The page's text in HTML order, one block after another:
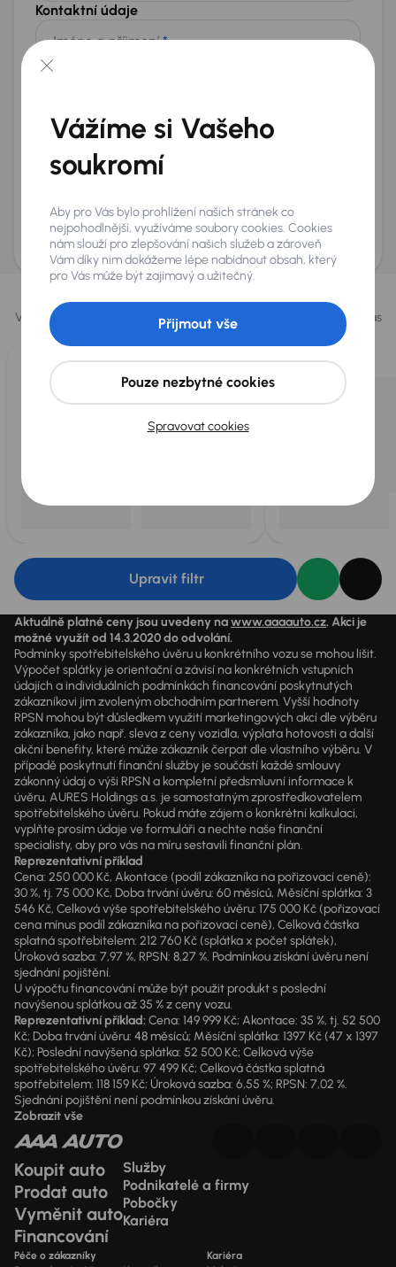
Kontaktní údaje
Jméno a příjmení*
+420
E-mail*
Přeji si dostávat informace o atraktivních slevových
nabídkách
AURES Holdings a.s., se sídlem Dopraváků 874/15, Čimice, 184 00 Praha 8 bude
uchovávat a zpracovávat vaše osobní údaje v souladu se zásadami ochrany a
zpracováníosobních údajů.
Vybrali jsme pro vás
Vybíráme pro vás ty nejlepší vozy
z naší nabídky. Každý den pro vás
vykoupíme až 400 vozů
Upravit filtr
Aktuálně platné ceny jsou uvedeny nawww.aaaauto.cz. Akci je
možné využít od 14.3.2020 do odvolání.
Podmínky spotřebitelského úvěru u konkrétního vozu se mohou lišit.
Výpočet splátky je orientační a závisí na konkrétních vstupních
údajích a individuálních podmínkách financování poskytnutých
zákazníkovi jim zvoleným obchodním partnerem. Vyšší hodnoty
RPSN mohou být důsledkem využití marketingových akcí dle výběru
zákazníka, jako např. sleva z ceny vozidla, výplata hotovosti a další
akční benefity, které může zákazník čerpat dle vlastního výběru. V
případě poskytnutí finanční služby je součástí každé smlouvy
zákonný údaj o výši RPSN a kompletní předsmluvní informace k
úvěru. AURES Holdings a.s. je samostatným zprostředkovatelem
spotřebitelského úvěru. Pokud máte zájem o konkrétní kalkulaci,
vyplňte prosím údaje ve formuláři a nechte naše finanční
specialisty, aby pro vás na míru sestavili finanční plán.
Reprezentativní příklad
Cena: 250 000 Kč, Akontace (podíl zákazníka na pořizovací ceně):
30 %, tj. 75 000 Kč, Doba trvání úvěru: 60 měsíců, Měsíční splátka: 3
546 Kč, Celková výše spotřebitelského úvěru: 175 000 Kč (pořizovací
cena mínus podíl zákazníka na pořizovací ceně), Celková částka
splatná spotřebitelem: 212 760 Kč (splátka x počet splátek),
Úroková sazba: 7,97 %, RPSN: 8,27 %. Podmínkou získání úvěru není
sjednání pojištění.
U výpočtu financování může být použit produkt s poslední
navýšenou splátkou až 35 % z ceny vozu.
Reprezentativní příklad:Cena: 149 999 Kč; Akontace: 35 %, tj. 52 500
Kč; Doba trvání úvěru: 48 měsíců; Měsíční splátka: 1397 Kč (47 x 1397
Kč); Poslední navýšená splátka: 52 500 Kč; Celková výše
spotřebitelského úvěru: 97 499 Kč; Celková částka splatná
spotřebitelem: 118 159 Kč; Úroková sazba: 6,55 %; RPSN: 7,02 %.
Sjednání pojištění není podmínkou získání úvěru.
Zobrazit vše
Koupit auto
Prodat auto
Vyměnit auto
Financování
Služby
Podnikatelé a firmy
Pobočky
Kariéra
Péče o zákazníky Kariéra
Vážíme si Vašeho
soukromí
Aby pro Vás bylo prohlížení našich stránek co
nejpohodlnější, využíváme soubory cookies. Cookies
nám slouží pro zlepšování našich služeb a zároveň
Vám díky nim dokážeme lépe nabídnout obsah, který
pro Vás může být zajímavý a užitečný.
Spravovat cookies
Pouze nezbytné cookies
Přijmout vše